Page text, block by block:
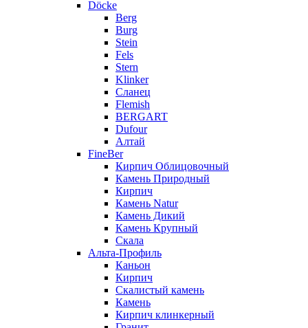
Döcke
Berg
Burg
Stein
Fels
Stern
Klinker
Сланец
Flemish
BERGART
Dufour
Алтай
FineBer
Кирпич Облицовочный
Камень Природный
Кирпич
Камень Natur
Камень Дикий
Камень Крупный
Скала
Альта-Профиль
Каньон
Кирпич
Скалистый камень
Камень
Кирпич клинкерный